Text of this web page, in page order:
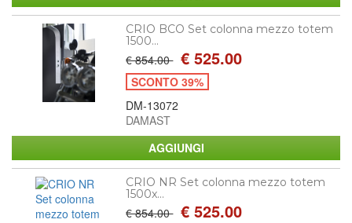
CRIO BCO Set colonna mezzo totem
1500...
€ 854.00 € 525.00
SCONTO 39%
DM-13072
DAMAST
CRIO NR Set colonna mezzo totem
1500x...
€ 854.00 € 525.00